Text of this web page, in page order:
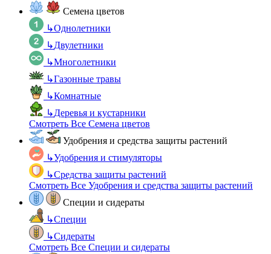
Семена цветов
↳Однолетники
↳Двулетники
↳Многолетники
↳Газонные травы
↳Комнатные
↳Деревья и кустарники
Смотреть Все Семена цветов
Удобрения и средства защиты растений
↳Удобрения и стимуляторы
↳Средства защиты растений
Смотреть Все Удобрения и средства защиты растений
Специи и сидераты
↳Специи
↳Сидераты
Смотреть Все Специи и сидераты